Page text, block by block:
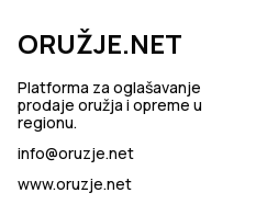
ORUŽJE.NET
Platforma za oglašavanje
prodaje oružja i opreme u
regionu.
info@oruzje.net
www.oruzje.net